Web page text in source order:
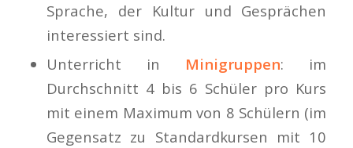
Sprache, der Kultur und Gesprächen
interessiert sind.
Unterricht in Minigruppen: im
Durchschnitt 4 bis 6 Schüler pro Kurs
mit einem Maximum von 8 Schülern (im
Gegensatz zu Standardkursen mit 10